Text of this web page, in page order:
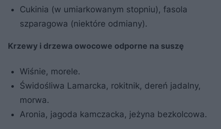
Cukinia (w umiarkowanym stopniu), fasola
szparagowa (niektóre odmiany).
Krzewy i drzewa owocowe odporne na suszę
Wiśnie, morele.
Świdośliwa Lamarcka, rokitnik, dereń jadalny,
morwa.
Aronia, jagoda kamczacka, jeżyna bezkolcowa.